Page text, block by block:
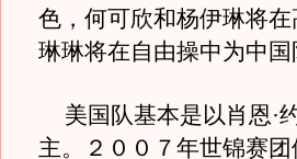
色，何可欣和杨伊琳将
琳琳将在自由操中为中国
美国队基本是以肖恩·
主。２００７年世锦赛